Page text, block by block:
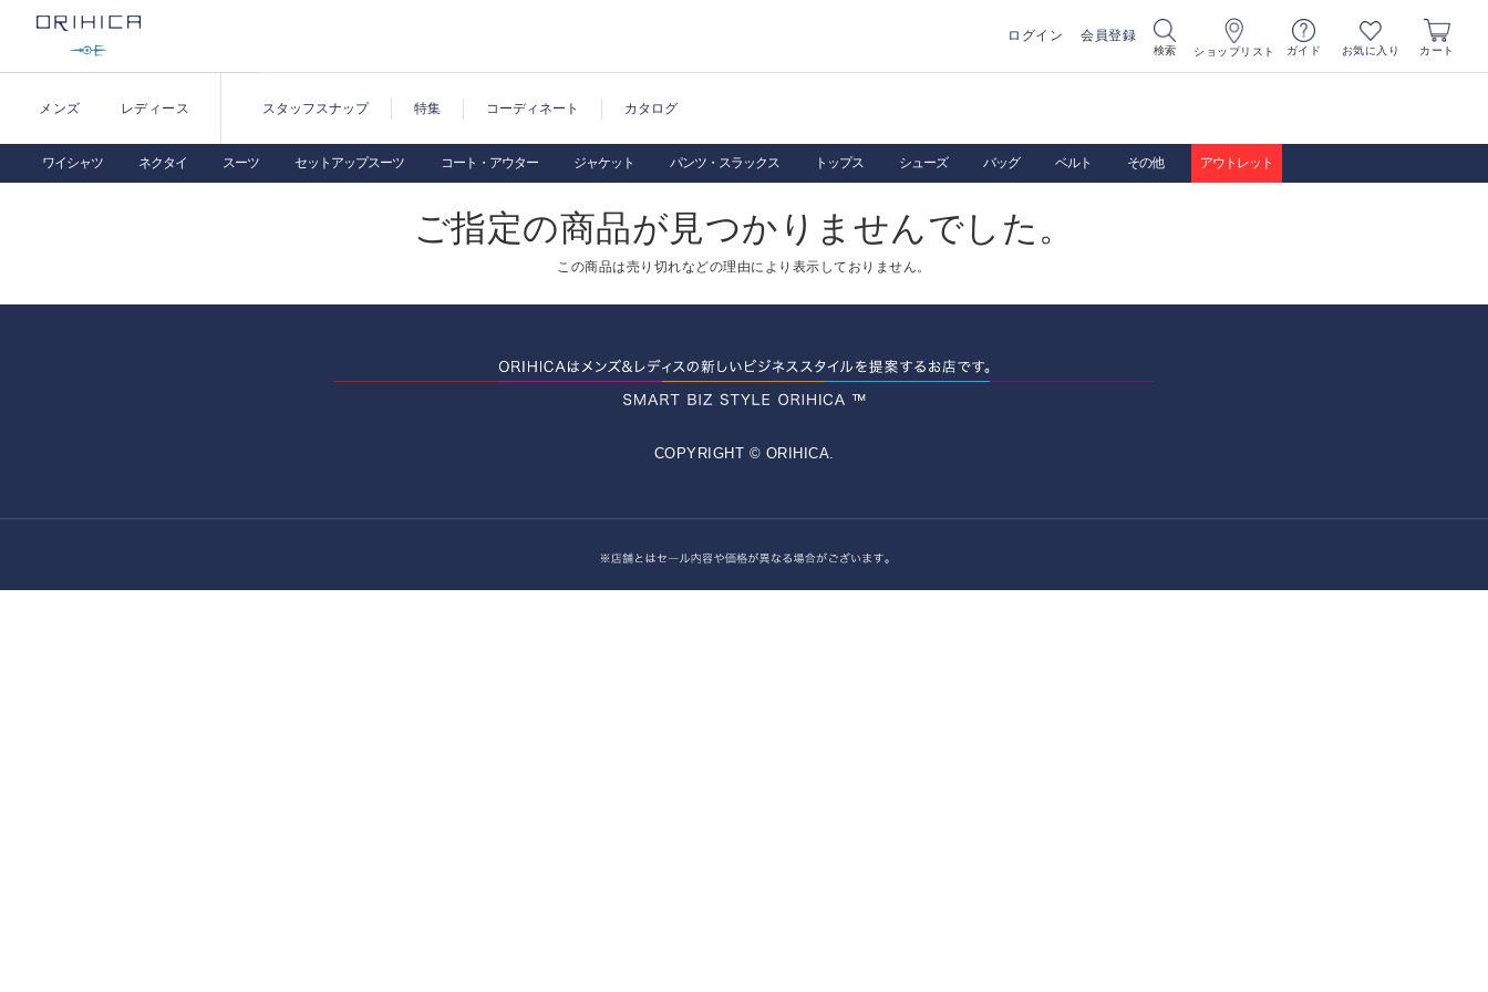
ログイン 会員登録
検索 ショップリスト ガイド お気に入り カート
メンズ レディース スタッフスナップ 特集 コーディネート カタログ
ワイシャツ ネクタイ スーツ セットアップスーツ コート・アウター ジャケット パンツ・スラックス トップス シューズ バッグ ベルト その他 アウトレット
ご指定の商品が見つかりませんでした。
この商品は売り切れなどの理由により表示しておりません。
COPYRIGHT © ORIHICA.